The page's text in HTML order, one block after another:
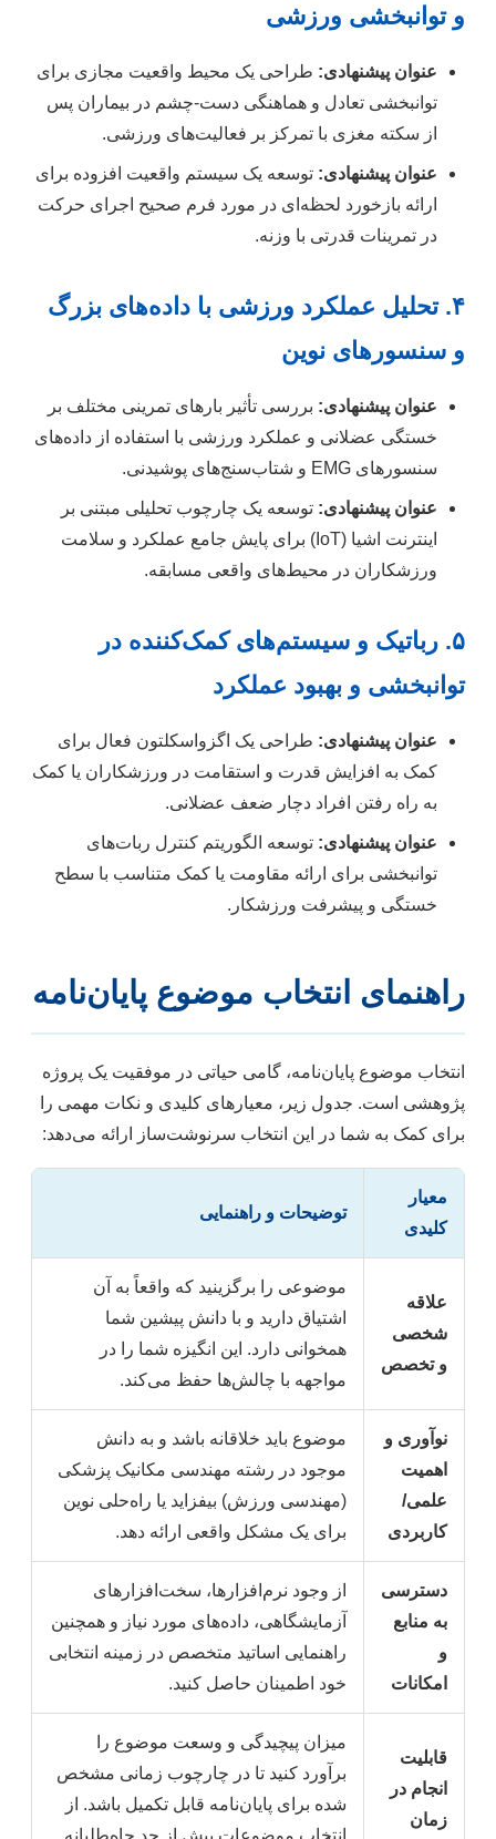
و توانبخشی ورزشی
عنوان پیشنهادی: طراحی یک محیط واقعیت مجازی برای
توانبخشی تعادل و هماهنگی دست-چشم در بیماران پس
از سکته مغزی با تمرکز بر فعالیت‌های ورزشی.
عنوان پیشنهادی: توسعه یک سیستم واقعیت افزوده برای
ارائه بازخورد لحظه‌ای در مورد فرم صحیح اجرای حرکت
در تمرینات قدرتی با وزنه.
۴. تحلیل عملکرد ورزشی با داده‌های بزرگ
و سنسورهای نوین
عنوان پیشنهادی: بررسی تأثیر بارهای تمرینی مختلف بر
خستگی عضلانی و عملکرد ورزشی با استفاده از داده‌های
سنسورهای EMG و شتاب‌سنج‌های پوشیدنی.
عنوان پیشنهادی: توسعه یک چارچوب تحلیلی مبتنی بر
اینترنت اشیا (IoT) برای پایش جامع عملکرد و سلامت
ورزشکاران در محیط‌های واقعی مسابقه.
۵. رباتیک و سیستم‌های کمک‌کننده در
توانبخشی و بهبود عملکرد
عنوان پیشنهادی: طراحی یک اگزواسکلتون فعال برای
کمک به افزایش قدرت و استقامت در ورزشکاران یا کمک
به راه رفتن افراد دچار ضعف عضلانی.
عنوان پیشنهادی: توسعه الگوریتم کنترل ربات‌های
توانبخشی برای ارائه مقاومت یا کمک متناسب با سطح
خستگی و پیشرفت ورزشکار.
راهنمای انتخاب موضوع پایان‌نامه
انتخاب موضوع پایان‌نامه، گامی حیاتی در موفقیت یک پروژه
پژوهشی است. جدول زیر، معیارهای کلیدی و نکات مهمی را
برای کمک به شما در این انتخاب سرنوشت‌ساز ارائه می‌دهد:
معیار
کلیدی
توضیحات و راهنمایی
علاقه
شخصی
و تخصص
موضوعی را برگزینید که واقعاً به آن
اشتیاق دارید و با دانش پیشین شما
همخوانی دارد. این انگیزه شما را در
مواجهه با چالش‌ها حفظ می‌کند.
نوآوری و
اهمیت
علمی/
کاربردی
موضوع باید خلاقانه باشد و به دانش
موجود در رشته مهندسی مکانیک پزشکی
(مهندسی ورزش) بیفزاید یا راه‌حلی نوین
برای یک مشکل واقعی ارائه دهد.
دسترسی
به منابع
و
امکانات
از وجود نرم‌افزارها، سخت‌افزارهای
آزمایشگاهی، داده‌های مورد نیاز و همچنین
راهنمایی اساتید متخصص در زمینه انتخابی
خود اطمینان حاصل کنید.
قابلیت
انجام در
زمان
میزان پیچیدگی و وسعت موضوع را
برآورد کنید تا در چارچوب زمانی مشخص
شده برای پایان‌نامه قابل تکمیل باشد. از
انتخاب موضوعات بیش از حد جاه‌طلبانه